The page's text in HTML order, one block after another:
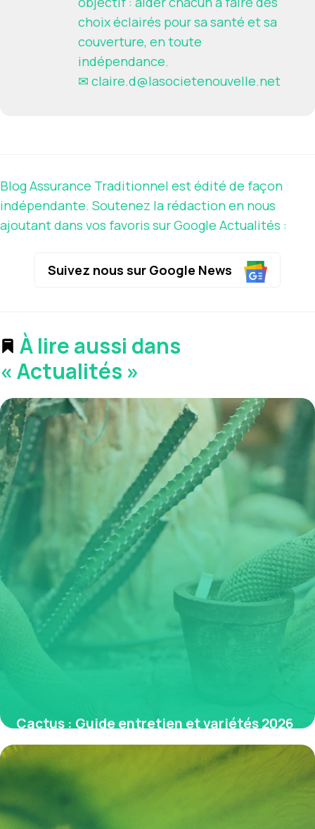
choix éclairés pour sa santé et sa
couverture, en toute
indépendance.
✉ claire.d@lasocietenouvelle.net
Blog Assurance Traditionnel est édité de façon
indépendante. Soutenez la rédaction en nous
ajoutant dans vos favoris sur Google Actualités :
Suivez nous sur Google News
À lire aussi dans
« Actualités »
Cactus : Guide entretien et variétés 2026
3 juin 2026